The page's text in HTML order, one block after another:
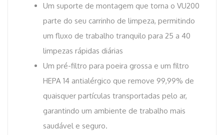
Um suporte de montagem que torna o VU200
parte do seu carrinho de limpeza, permitindo
um fluxo de trabalho tranquilo para 25 a 40
limpezas rápidas diárias
Um pré-filtro para poeira grossa e um filtro
HEPA 14 antialérgico que remove 99,99% de
quaisquer partículas transportadas pelo ar,
garantindo um ambiente de trabalho mais
saudável e seguro.